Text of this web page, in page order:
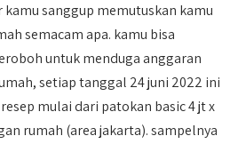
sanggup memutuskan kamu
semacam apa. kamu bisa
untuk menduga anggaran
setiap tanggal 24 juni 2022 ini
mulai dari patokan basic 4 jt x
rumah (area jakarta). sampelnya